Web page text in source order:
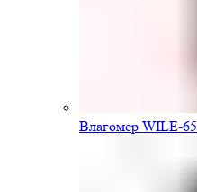
Влагомер WILE-65